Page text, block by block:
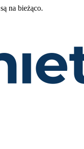
na bieżąco.